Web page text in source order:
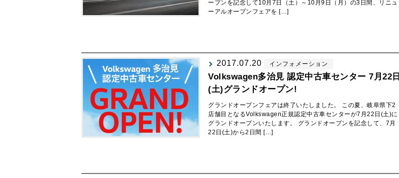
ープンを記念して10月7日（土）～10月9日（月）の3日間、リニュ
ーアルオープンフェアを […]
2017.07.20 インフォメーション
Volkswagen多治見 認定中古車センター 7月22日
(土)グランドオープン!
グランドオープンフェアは終了いたしました。 この夏、岐阜県下2
店舗目となるVolkswagen正規認定中古車センターが7月22日(土)に
グランドオープンいたします。 グランドオープンを記念して、7月
22日(土)から2日間 […]